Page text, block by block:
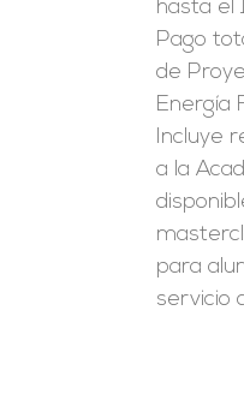
hasta el
Pago
de
Energía
Incluye
a la
para
servicio